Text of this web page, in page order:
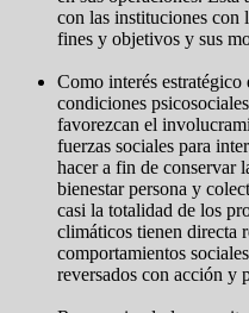
con las instituciones con
fines y objetivos y sus
Como interés estratégico
condiciones
favorezcan el
fuerzas sociales para
hacer a fin de conservar
bienestar persona y
casi la totalidad de los
climáticos tienen directa
comportamientos
reversados con acción y